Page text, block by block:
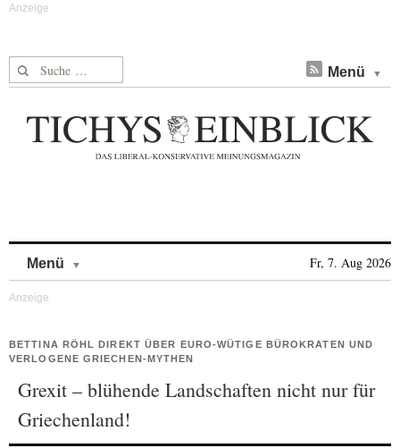
Suche nach: Menü
Menü Fr, 7. Aug 2026
BETTINA RÖHL DIREKT ÜBER EURO-WÜTIGE BÜROKRATEN UND
VERLOGENE GRIECHEN-MYTHEN
Grexit – blühende Landschaften nicht nur für
Griechenland!